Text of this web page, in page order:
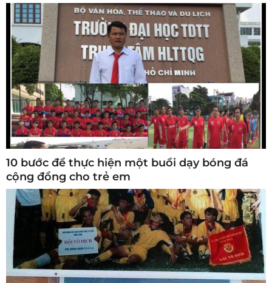
10 bước để thực hiện một buổi dạy bóng đá
cộng đồng cho trẻ em